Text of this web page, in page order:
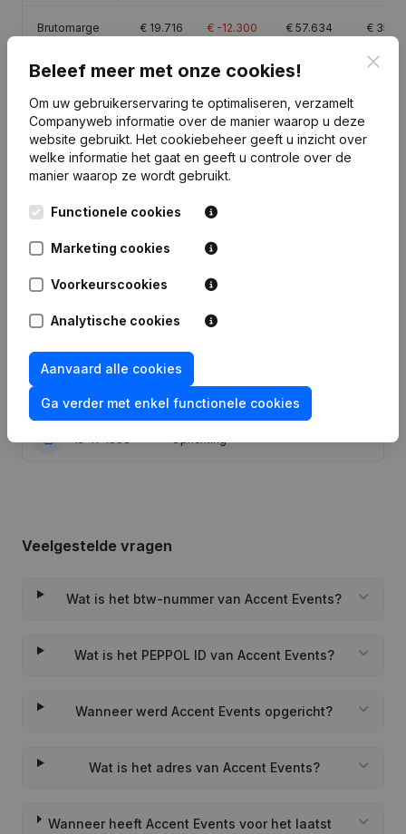
Brutomarge € 19.716 € -12.300 € 57.634 €
Publicatiesvan Accent Events
27-12-2023
Overige Wijzigingen, …) - Wijziging
Benoemingen
Kapitaal - Aandelen - Statuten
Wijzigingen, .)
05-06-1997 Verslag
15-11-1996 Oprichting
Veelgestelde vragen
Wat is het btw-nummer van Accent Events?
Wat is het PEPPOL ID van Accent Events?
Wanneer werd Accent Events opgericht?
Wat is het adres van Accent Events?
Wanneer heeft Accent Events voor het laatst
Beleef meer met onze cookies!
Om uw gebruikerservaring te optimaliseren, verzamelt
Companyweb informatie over de manier waarop u deze
website gebruikt. Het cookiebeheer geeft u inzicht over
welke informatie het gaat en geeft u controle over de
manier waarop ze wordt gebruikt.
Functionele cookies
Marketing cookies
Voorkeurscookies
Analytische cookies
Aanvaard alle cookies
Ga verder met enkel functionele cookies